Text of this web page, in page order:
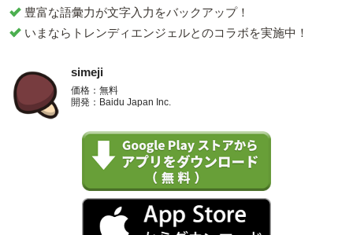
豊富な語彙力が文字入力をバックアップ！
いまならトレンディエンジェルとのコラボを実施中！
simeji
価格：無料
開発：Baidu Japan Inc.